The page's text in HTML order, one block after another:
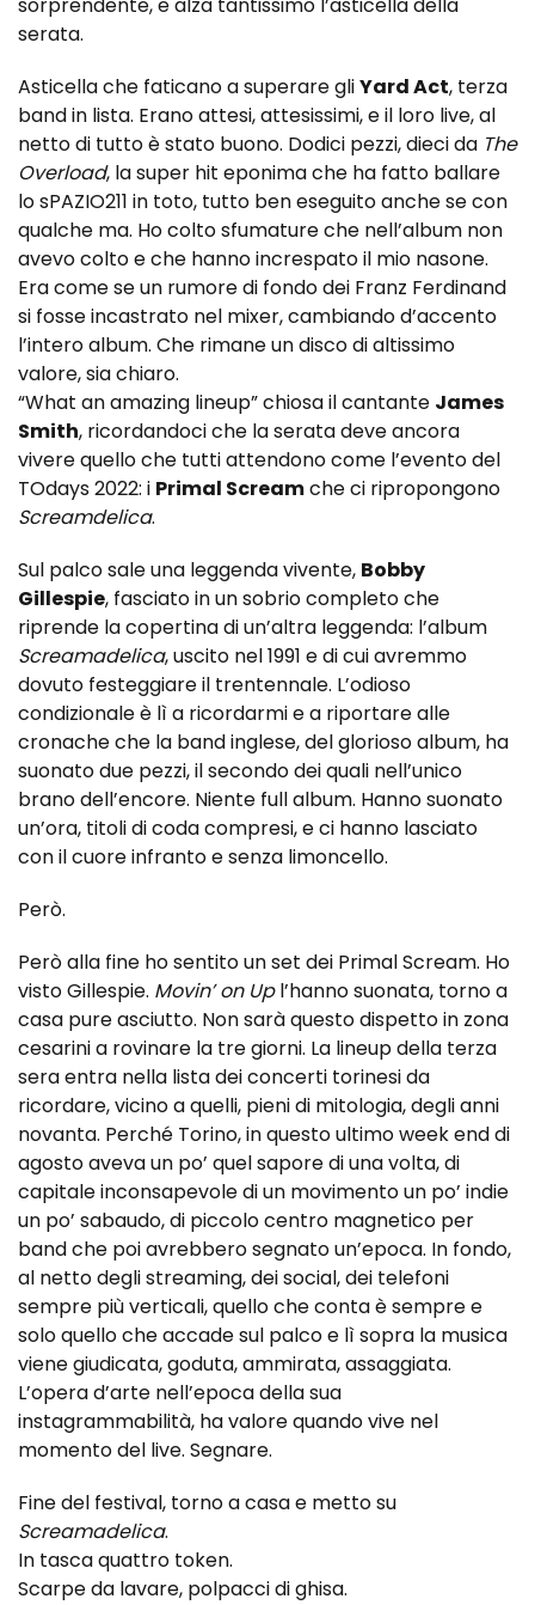
serata.
Asticella che faticano a superare gliYard Act, terza
band in lista. Erano attesi, attesissimi, e il loro live, al
netto di tutto è stato buono. Dodici pezzi, dieci da The
Overload, la super hit eponima che ha fatto ballare
lo sPAZIO211 in toto, tutto ben eseguito anche se con
qualche ma. Ho colto sfumature che nell’album non
avevo colto e che hanno increspato il mio nasone.
Era come se un rumore di fondo dei Franz Ferdinand
si fosse incastrato nel mixer, cambiando d’accento
l’intero album. Che rimane un disco di altissimo
valore, sia chiaro.
“What an amazing lineup” chiosa il cantante James
Smith, ricordandoci che la serata deve ancora
vivere quello che tutti attendono come l’evento del
TOdays 2022: i Primal Screamche ci ripropongono
Screamdelica.
Sul palco sale una leggenda vivente, Bobby
Gillespie, fasciato in un sobrio completo che
riprende la copertina di un’altra leggenda: l’album
Screamadelica, uscito nel 1991 e di cui avremmo
dovuto festeggiare il trentennale. L’odioso
condizionale è lì a ricordarmi e a riportare alle
cronache che la band inglese, del glorioso album, ha
suonato due pezzi, il secondo dei quali nell’unico
brano dell’encore. Niente full album. Hanno suonato
un’ora, titoli di coda compresi, e ci hanno lasciato
con il cuore infranto e senza limoncello.
Però.
Però alla fine ho sentito un set dei Primal Scream. Ho
visto Gillespie. Movin’ on Upl’hanno suonata, torno a
casa pure asciutto. Non sarà questo dispetto in zona
cesarini a rovinare la tre giorni. La lineup della terza
sera entra nella lista dei concerti torinesi da
ricordare, vicino a quelli, pieni di mitologia, degli anni
novanta. Perché Torino, in questo ultimo week end di
agosto aveva un po’ quel sapore di una volta, di
capitale inconsapevole di un movimento un po’ indie
un po’ sabaudo, di piccolo centro magnetico per
band che poi avrebbero segnato un’epoca. In fondo,
al netto degli streaming, dei social, dei telefoni
sempre più verticali, quello che conta è sempre e
solo quello che accade sul palco e lì sopra la musica
viene giudicata, goduta, ammirata, assaggiata.
L’opera d’arte nell’epoca della sua
instagrammabilità, ha valore quando vive nel
momento del live. Segnare.
Fine del festival, torno a casa e metto su
Screamadelica.
In tasca quattro token.
Scarpe da lavare, polpacci di ghisa.